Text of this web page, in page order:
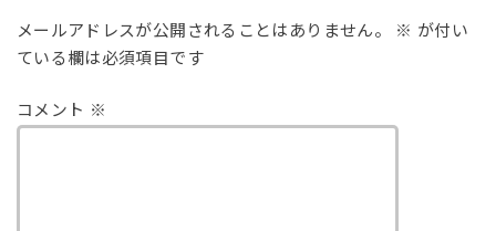
メールアドレスが公開されることはありません。 ※ が付い
ている欄は必須項目です
コメント ※